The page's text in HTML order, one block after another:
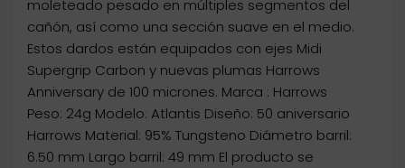
moleteado pesado en múltiples segmentos del
cañón, así como una sección suave en el medio.
Estos dardos están equipados con ejes Midi
Supergrip Carbon y nuevas plumas Harrows
Anniversary de 100 micrones. Marca : Harrows
Peso: 24g Modelo: Atlantis Diseño: 50 aniversario
Harrows Material: 95% Tungsteno Diámetro barril:
6.50 mm Largo barril: 49 mm El producto se